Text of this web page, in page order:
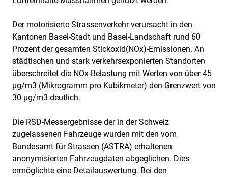
Der motorisierte Strassenverkehr verursacht in den
Kantonen Basel-Stadt und Basel-Landschaft rund 60
Prozent der gesamten Stickoxid(NOx)-Emissionen. An
städtischen und stark verkehrsexponierten Standorten
überschreitet die NOx-Belastung mit Werten von über 45
µg/m3 (Mikrogramm pro Kubikmeter) den Grenzwert von
30 µg/m3 deutlich.
Die RSD-Messergebnisse der in der Schweiz
zugelassenen Fahrzeuge wurden mit den vom
Bundesamt für Strassen (ASTRA) erhaltenen
anonymisierten Fahrzeugdaten abgeglichen. Dies
ermöglichte eine Detailauswertung. Bei den